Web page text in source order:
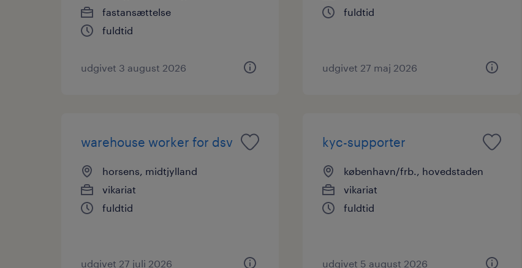
fastansættelse
fuldtid
udgivet 3 august 2026
fuldtid
udgivet 27 maj 2026
warehouse worker for dsv
horsens, midtjylland
vikariat
fuldtid
udgivet 27 juli 2026
kyc-supporter
københavn/frb., hovedstaden
vikariat
fuldtid
udgivet 5 august 2026